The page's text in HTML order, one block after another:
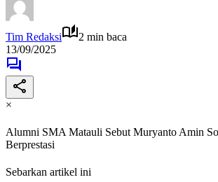
Tim Redaksi
2 min baca
13/09/2025
×
Alumni SMA Matauli Sebut Muryanto Amin
Berprestasi
Sebarkan artikel ini